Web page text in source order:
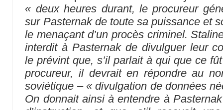
« deux heures durant, le procureur
sur Pasternak de toute sa puissance et
le menaçant d’un procès criminel.
interdit à Pasternak de divulguer leur
le prévint que, s’il parlait à qui que ce
procureur, il devrait en répondre au
soviétique – « divulgation de données
On donnait ainsi à entendre à